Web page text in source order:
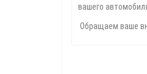
вашего
Обращаем ваше